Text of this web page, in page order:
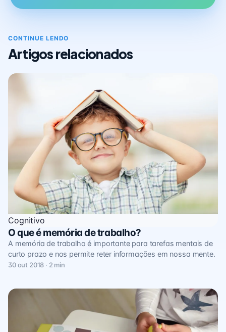
CONTINUE LENDO
Artigos relacionados
Cognitivo
O que é memória de trabalho?
A memória de trabalho é importante para tarefas mentais de
curto prazo e nos permite reter informações em nossa mente.
30 out 2018 · 2 min